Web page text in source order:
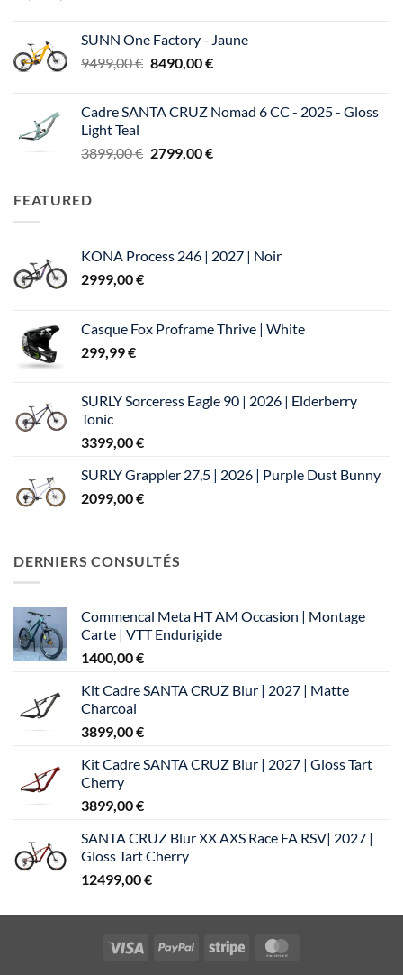
était :
305,00 €.
est :
250,00 €.
SUNN One Factory - Jaune
9499,00€ Le
était :
8490,00€Le
est :
Cadre SANTA CRUZ Nomad 6 CC - 2025 - Gloss
Light Teal
3899,00€ Le
2799,00€Le
FEATURED
KONA Process 246 | 2027 | Noir
2999,00€
Casque Fox Proframe Thrive | White
299,99€
SURLY Sorceress Eagle 90 | 2026 | Elderberry
Tonic
3399,00€
SURLY Grappler 27,5 | 2026 | Purple Dust Bunny
2099,00€
DERNIERS CONSULTÉS
Commencal Meta HT AM Occasion | Montage
Carte | VTT Endurigide
1400,00€
Kit Cadre SANTA CRUZ Blur | 2027 | Matte
Charcoal
3899,00€
Kit Cadre SANTA CRUZ Blur | 2027 | Gloss Tart
Cherry
3899,00€
SANTA CRUZ Blur XX AXS Race FA RSV| 2027 |
Gloss Tart Cherry
12499,00€
Visa PayPal Stripe